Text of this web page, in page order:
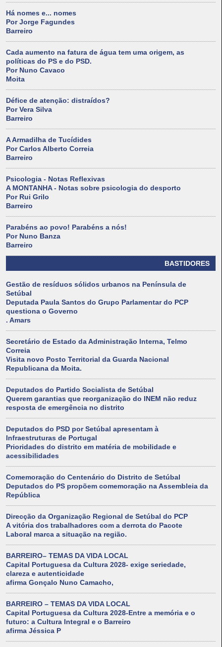
Há nomes e... nomes
Por Jorge Fagundes
Barreiro
Cada aumento na fatura de água tem uma origem, as
políticas do PS e do PSD.
Por Nuno Cavaco
Moita
Défice de atenção: distraídos?
Por Vera Silva
Barreiro
A Armadilha de Tucídides
Por Carlos Alberto Correia
Barreiro
Psicologia - Notas Reflexivas
A MONTANHA - Notas sobre psicologia do desporto
Por Rui Grilo
Barreiro
Parabéns ao povo! Parabéns a nós!
Por Nuno Banza
Barreiro
BASTIDORES
Gestão de resíduos sólidos urbanos na Península de
Setúbal
Deputada Paula Santos do Grupo Parlamentar do PCP
questiona o Governo
. Amars
Secretário de Estado da Administração Interna, Telmo
Correia
Visita novo Posto Territorial da Guarda Nacional
Republicana da Moita.
Deputados do Partido Socialista de Setúbal
Querem garantias que reorganização do INEM não reduz
resposta de emergência no distrito
Deputados do PSD por Setúbal apresentam à
Infraestruturas de Portugal
Prioridades do distrito em matéria de mobilidade e
acessibilidades
Comemoração do Centenário do Distrito de Setúbal
Deputados do PS propõem comemoração na Assembleia da
República
Direcção da Organização Regional de Setúbal do PCP
A vitória dos trabalhadores com a derrota do Pacote
Laboral marca a situação na região.
BARREIRO– TEMAS DA VIDA LOCAL
Capital Portuguesa da Cultura 2028- exige seriedade,
clareza e autenticidade
afirma Gonçalo Nuno Camacho,
BARREIRO – TEMAS DA VIDA LOCAL
Capital Portuguesa da Cultura 2028-Entre a memória e o
futuro: a Cultura Integral e o Barreiro
afirma Jéssica P